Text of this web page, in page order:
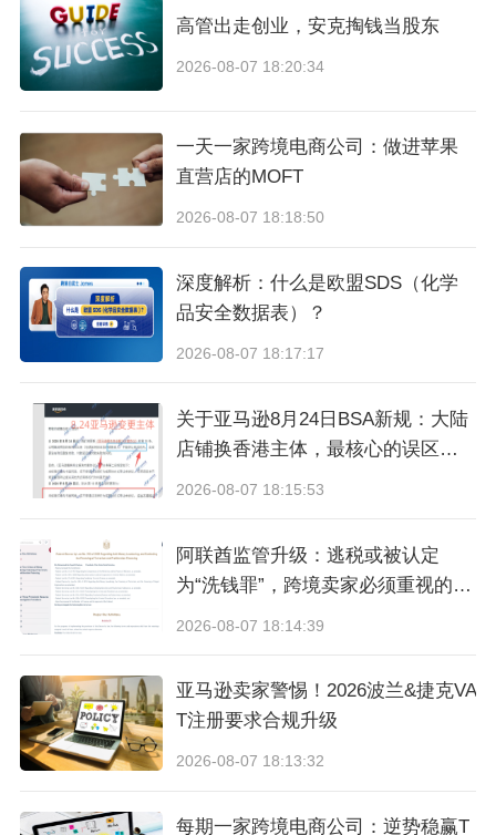
⚫ 印度政府要求商品包装必须贴MRP（最高零售
价格）标签，meesho会随同订单同时推送MRP
信息给卖家：
1. 卖家须在产品外包装上粘贴MRP，且内容清晰
可见
2. 尺寸不限， 但勿过小
3. MRP（最高零售价格）不作为结算参考，仅供
消费者参考
4. 订单号,SKU及其他信息卖家可以根据公司业务
需要，选择性增加在MRP里面
MRP标签如下图所示即可：
高管出走创业，安克掏钱当股东
2026-08-07 18:20:34
一天一家跨境电商公司：做进苹果
直营店的MOFT
2026-08-07 18:18:50
深度解析：什么是欧盟SDS（化学
品安全数据表）？
2026-08-07 18:17:17
关于亚马逊8月24日BSA新规：大陆
店铺换香港主体，最核心的误区与
真相
2026-08-07 18:15:53
阿联酋监管升级：逃税或被认定
为“洗钱罪”，跨境卖家必须重视的合
2026-08-07 18:14:39
亚马逊卖家警惕！2026波兰&捷克VA
T注册要求合规升级
2026-08-07 18:13:32
每期一家跨境电商公司：逆势稳赢T